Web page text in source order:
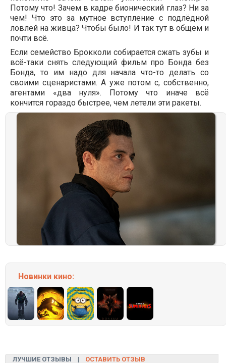
Потому что! Зачем в кадре бионический глаз? Ни за
чем! Что это за мутное вступление с подлёдной
ловлей на живца? Чтобы было! И так тут в общем и
почти всё.
Если семейство Брокколи собирается сжать зубы и
всё-таки снять следующий фильм про Бонда без
Бонда, то им надо для начала что-то делать со
своими сценаристами. А уже потом с, собственно,
агентами «два нуля». Потому что иначе всё
кончится гораздо быстрее, чем летели эти ракеты.
Новинки кино:
ЛУЧШИЕ ОТЗЫВЫ | ОСТАВИТЬ ОТЗЫВ